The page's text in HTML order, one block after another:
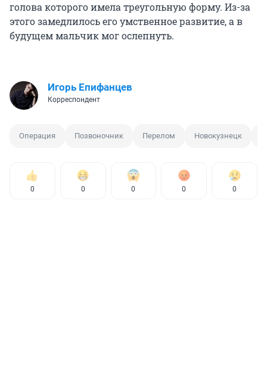
голова которого имела треугольную форму. Из-за
этого замедлилось его умственное развитие, а в
будущем мальчик мог ослепнуть.
Игорь Епифанцев
Корреспондент
Операция Позвоночник Перелом Новокузнецк
0 0 0 0 0